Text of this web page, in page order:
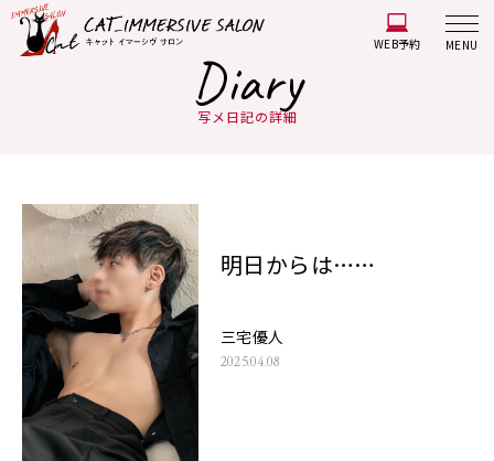
WEB予約 MENU
Diary
写メ日記の詳細
明日からは……
三宅優人
2025.04.08